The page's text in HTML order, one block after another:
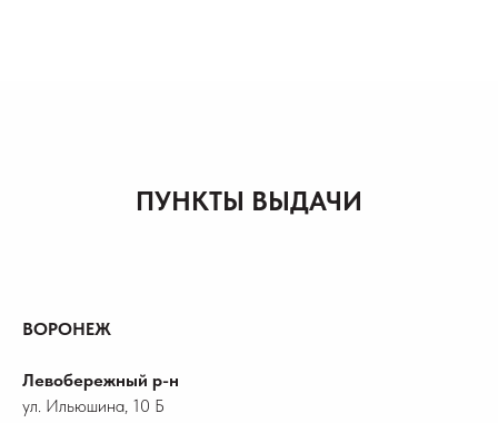
ПУНКТЫ ВЫДАЧИ
ВОРОНЕЖ
Левобережный р-н
ул. Ильюшина, 10 Б